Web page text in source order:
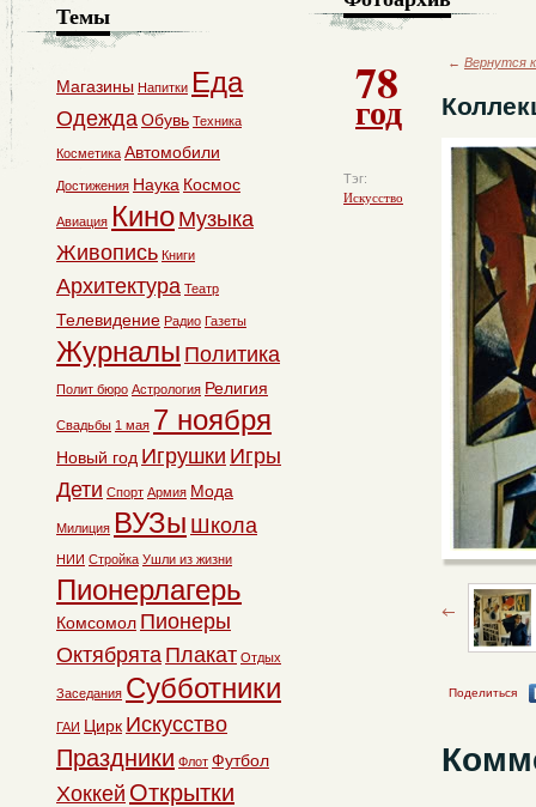
78
год
Тэг:
Искусство
← Вернутся
Поделиться
Темы
Магазины Напитки Еда
ОдеждаОбувь Техника
Косметика Автомобили
Достижения Наука Космос
Авиация Кино Музыка
Живопись Книги
Архитектура Театр
Телевидение Радио Газеты
Журналы Политика
Полит бюро Астрология Религия
Свадьбы 1 мая 7 ноября
Новый год Игрушки Игры
Дети Спорт Армия Мода
Милиция ВУЗы Школа
НИИ Стройка Ушли из жизни
Пионерлагерь
Комсомол Пионеры
Октябрята Плакат Отдых
Заседания Субботники
ГАИ Цирк Искусство
Праздники Флот Футбол
Хоккей Открытки